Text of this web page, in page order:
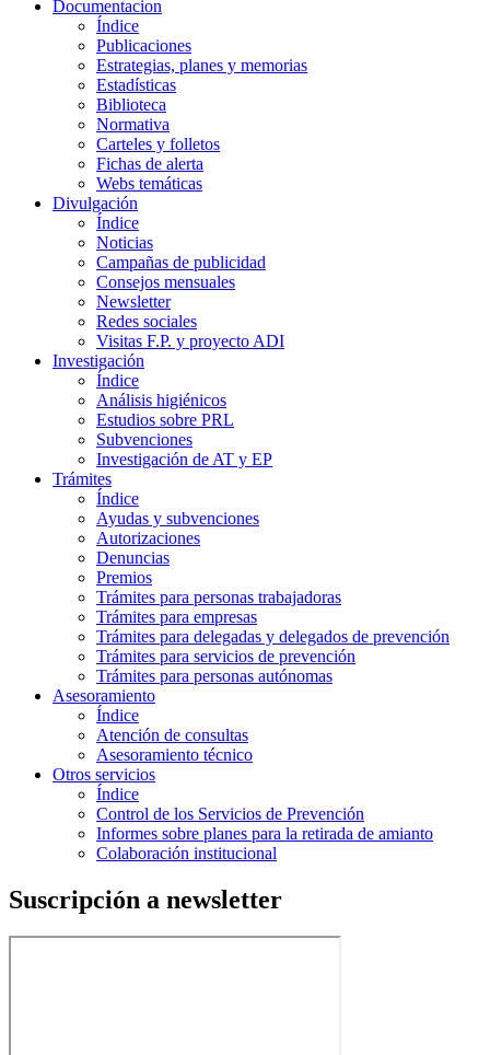
Documentacion
Índice
Publicaciones
Estrategias, planes y memorias
Estadísticas
Biblioteca
Normativa
Carteles y folletos
Fichas de alerta
Webs temáticas
Divulgación
Índice
Noticias
Campañas de publicidad
Consejos mensuales
Newsletter
Redes sociales
Visitas F.P. y proyecto ADI
Investigación
Índice
Análisis higiénicos
Estudios sobre PRL
Subvenciones
Investigación de AT y EP
Trámites
Índice
Ayudas y subvenciones
Autorizaciones
Denuncias
Premios
Trámites para personas trabajadoras
Trámites para empresas
Trámites para delegadas y delegados de prevención
Trámites para servicios de prevención
Trámites para personas autónomas
Asesoramiento
Índice
Atención de consultas
Asesoramiento técnico
Otros servicios
Índice
Control de los Servicios de Prevención
Informes sobre planes para la retirada de amianto
Colaboración institucional
Suscripción a newsletter